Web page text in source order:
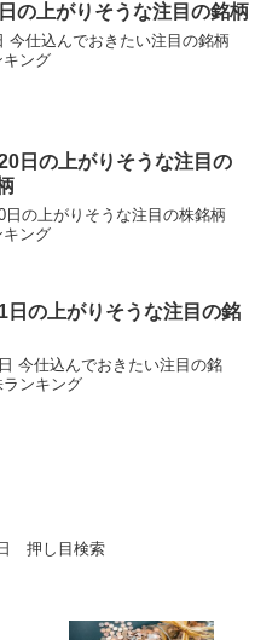
の上がりそうな注目の銘柄
今仕込んでおきたい注目の銘柄
キング
日の上がりそうな注目の
日の上がりそうな注目の株銘柄
キング
日の上がりそうな注目の銘
今仕込んでおきたい注目の銘
ンキング
押し目検索